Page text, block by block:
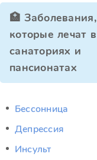
🏥 Заболевания,
которые лечат в
санаториях и
пансионатах
Бессонница
Депрессия
Инсульт